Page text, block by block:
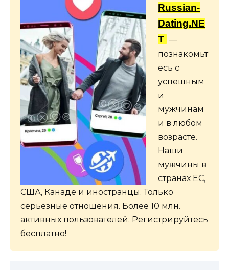
Russian-
Dating.NE
T —
познакомьт
есь с
успешным
и
мужчинам
и в любом
возрасте.
Наши
мужчины в
странах ЕС,
США, Канаде и иностранцы. Только
серьезные отношения. Более 10 млн.
активных пользователей. Регистрируйтесь
бесплатно!